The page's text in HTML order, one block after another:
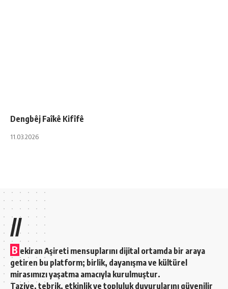
Dengbêj Faîkê Kifîfê
11.03.2026
//
B ekiran Aşireti mensuplarını dijital ortamda bir araya
getiren bu platform; birlik, dayanışma ve kültürel
mirasımızı yaşatma amacıyla kurulmuştur.
Taziye, tebrik, etkinlik ve topluluk duyurularını güvenilir